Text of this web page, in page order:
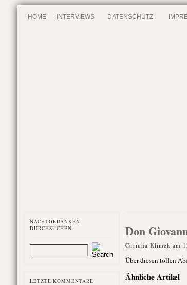
HOME INTERVIEWS DATENSCHUTZ
NACHTGEDANKEN
DURCHSUCHEN
LETZTE KOMMENTARE
Don
Corinna Klimek am
Über diesen tollen
Ähnliche Artikel